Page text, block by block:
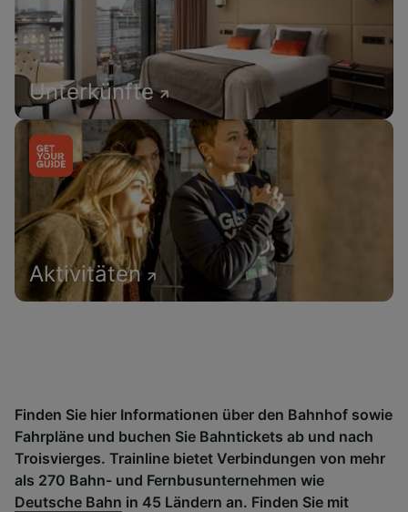
Unterkünfte
Aktivitäten
Finden Sie hier Informationen über den Bahnhof sowie
Fahrpläne und buchen Sie Bahntickets ab und nach
Troisvierges. Trainline bietet Verbindungen von mehr
als 270 Bahn- und Fernbusunternehmen wie
Deutsche Bahn in 45 Ländern an. Finden Sie mit